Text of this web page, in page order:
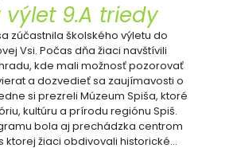
výlet 9.A triedy
zúčastnila školského výletu do
Vsi. Počas dňa žiaci navštívili
kde mali možnosť pozorovať
a dozvedieť sa zaujímavosti o
si prezreli Múzeum Spiša, ktoré
kultúru a prírodu regiónu Spiš.
bola aj prechádzka centrom
ktorej žiaci obdivovali historické…